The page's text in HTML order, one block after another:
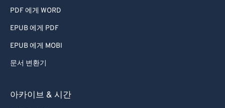
PDF 에게 WORD
EPUB 에게 PDF
EPUB 에게 MOBI
문서 변환기
아카이브 & 시간